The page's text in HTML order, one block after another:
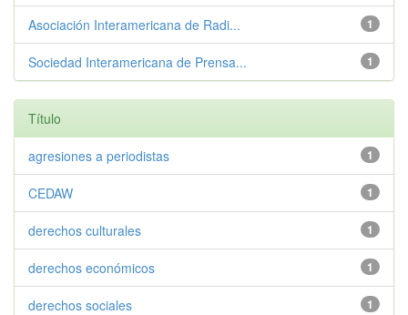
1
Asociación Interamericana de Radi...
1
Sociedad Interamericana de Prensa...
Título
1
agresiones a periodistas
1
CEDAW
1
derechos culturales
1
derechos económicos
1
derechos sociales